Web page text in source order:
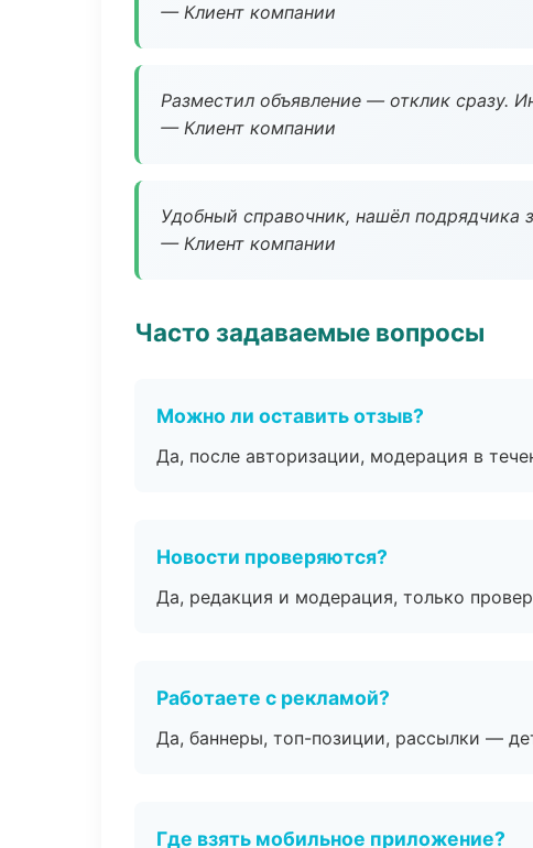
— Клиент компании
Разместил объявление — отклик сразу.
— Клиент компании
Удобный справочник, нашёл подрядчика
— Клиент компании
Часто задаваемые вопросы
Можно ли оставить отзыв?
Да, после авторизации, модерация в
Новости проверяются?
Да, редакция и модерация, только
Работаете с рекламой?
Да, баннеры, топ-позиции, рассылки —
Где взять мобильное приложение?